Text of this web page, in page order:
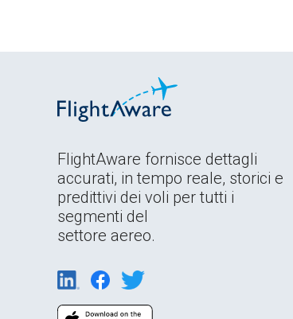
FlightAware fornisce dettagli
accurati, in tempo reale, storici e
predittivi dei voli per tutti i
segmenti del
settore aereo.